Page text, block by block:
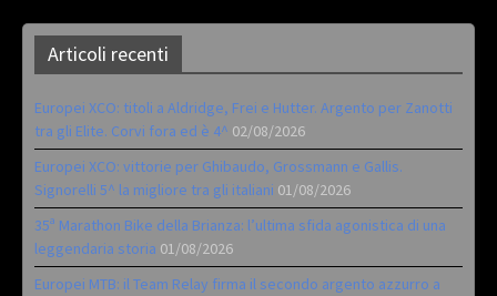
Articoli recenti
Europei XCO: titoli a Aldridge, Frei e Hutter. Argento per Zanotti
tra gli Elite. Corvi fora ed è 4^ 02/08/2026
Europei XCO: vittorie per Ghibaudo, Grossmann e Gallis.
Signorelli 5^ la migliore tra gli italiani 01/08/2026
35ª Marathon Bike della Brianza: l’ultima sfida agonistica di una
leggendaria storia 01/08/2026
Europei MTB: il Team Relay firma il secondo argento azzurro a